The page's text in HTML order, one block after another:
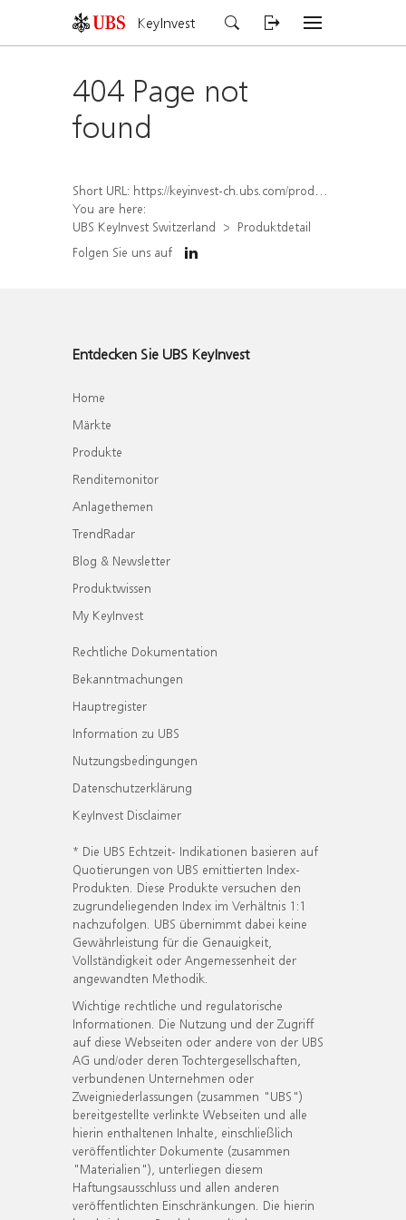
KeyInvest
404 Page not
found
Short URL: https://keyinvest-ch.ubs.com/produkt/detail/index/isin/CH1580424807
You are here:
UBS KeyInvest Switzerland
Produktdetail
Folgen Sie uns auf
Entdecken Sie UBS KeyInvest
Home
Märkte
Produkte
Renditemonitor
Anlagethemen
TrendRadar
Blog & Newsletter
Produktwissen
My KeyInvest
Rechtliche Dokumentation
Bekanntmachungen
Hauptregister
Information zu UBS
Nutzungsbedingungen
Datenschutzerklärung
KeyInvest Disclaimer
* Die UBS Echtzeit- Indikationen basieren auf
Quotierungen von UBS emittierten Index-
Produkten. Diese Produkte versuchen den
zugrundeliegenden Index im Verhältnis 1:1
nachzufolgen. UBS übernimmt dabei keine
Gewährleistung für die Genauigkeit,
Vollständigkeit oder Angemessenheit der
angewandten Methodik.
Wichtige rechtliche und regulatorische
Informationen. Die Nutzung und der Zugriff
auf diese Webseiten oder andere von der UBS
AG und/oder deren Tochtergesellschaften,
verbundenen Unternehmen oder
Zweigniederlassungen (zusammen "UBS")
bereitgestellte verlinkte Webseiten und alle
hierin enthaltenen Inhalte, einschließlich
veröffentlichter Dokumente (zusammen
"Materialien"), unterliegen diesem
Haftungsausschluss und allen anderen
veröffentlichten Einschränkungen. Die hierin